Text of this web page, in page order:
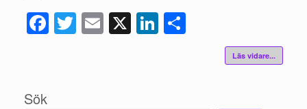
Fac
Twi
Ema
Link
Läs vidare...
Sök